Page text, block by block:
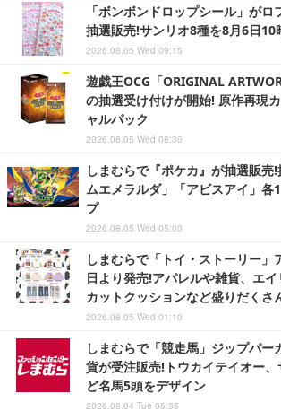
「ボンボンドロップシール」が
抽選販売!サンリオ8種を8月6日10
2026.08.05 Wed 09:15
遊戯王OCG「ORIGINAL
の抽選受け付けが開始! 原作再現
ャルパック
2026.08.05 Wed 08:30
しまむらで『ポケカ』が抽選販売
ムエメラルダ」「アビスアイ」各
プ
2026.08.05 Wed 05:00
しまむらで「トイ・ストーリー」
日より発売!アパレルや雑貨、エ
カットクッションなど盛りだくさ
2026.08.05 Wed 01:10
しまむらで「競走馬」ジップパー
貨が受注販売!トウカイテイオー
ど名馬5頭をデザイン
2026.08.04 Tue 05:35